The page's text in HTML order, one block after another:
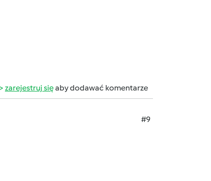
zarejestruj sięaby dodawać komentarze
#9